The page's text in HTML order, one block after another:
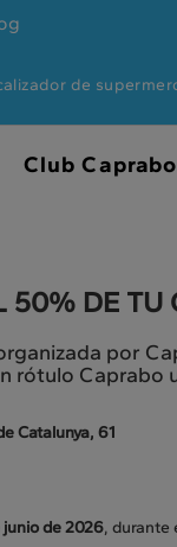
de
Club Caprabo
50% DE TU
por
rótulo Caprabo
Catalunya, 61
junio de 2026, durante